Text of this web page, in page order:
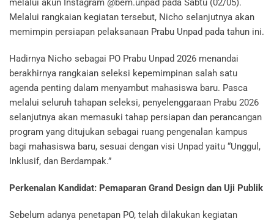
melalui akun Instagram @bem.unpad pada Sabtu (02/05).
Melalui rangkaian kegiatan tersebut, Nicho selanjutnya akan
memimpin persiapan pelaksanaan Prabu Unpad pada tahun ini.
Hadirnya Nicho sebagai PO Prabu Unpad 2026 menandai
berakhirnya rangkaian seleksi kepemimpinan salah satu
agenda penting dalam menyambut mahasiswa baru. Pasca
melalui seluruh tahapan seleksi, penyelenggaraan Prabu 2026
selanjutnya akan memasuki tahap persiapan dan perancangan
program yang ditujukan sebagai ruang pengenalan kampus
bagi mahasiswa baru, sesuai dengan visi Unpad yaitu “Unggul,
Inklusif, dan Berdampak.”
Perkenalan Kandidat: Pemaparan Grand Design dan Uji Publik
Sebelum adanya penetapan PO, telah dilakukan kegiatan